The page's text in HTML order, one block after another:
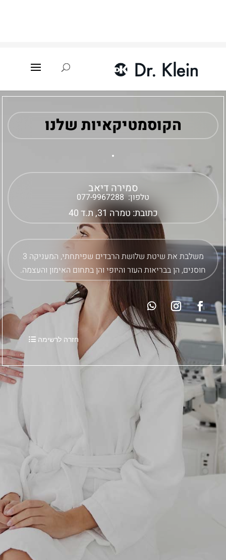
הקוסמטיקאיות שלנו
סמירה דיאב
טלפון:077-9967288
כתובת: טמרה 31, ת.ד 40
משלבת את שיטת שלושת הרבדים שפיתחתי, המעניקה 3
חוסנים, הן בבריאות העור והיופי והן בתחום האימון והעצמה.
חזרה לרשימה